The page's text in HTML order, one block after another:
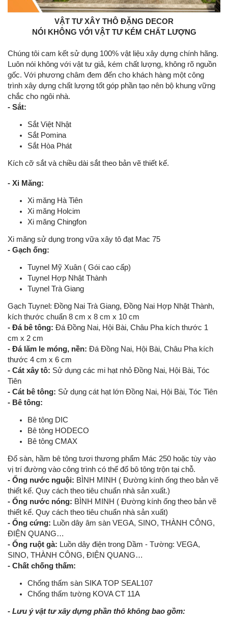
VẬT TƯ XÂY THÔ ĐẶNG DECOR
NÓI KHÔNG VỚI VẬT TƯ KÉM CHẤT LƯỢNG
Chúng tôi cam kết sử dụng 100% vật liệu xây dựng chính hãng.
Luôn nói không với vật tư giả, kém chất lượng, không rõ nguồn
gốc. Với phương châm đem đến cho khách hàng một công
trình xây dựng chất lượng tốt góp phần tạo nên bộ khung vững
chắc cho ngôi nhà.
- Sắt:
Sắt Việt Nhật
Sắt Pomina
Sắt Hòa Phát
Kích cỡ sắt và chiều dài sắt theo bản vẽ thiết kế.
- Xi Măng:
Xi măng Hà Tiên
Xi măng Holcim
Xi măng Chingfon
Xi măng sử dụng trong vữa xây tô đạt Mac 75
- Gạch ống:
Tuynel Mỹ Xuân ( Gói cao cấp)
Tuynel Hợp Nhật Thành
Tuynel Trà Giang
Gạch Tuynel: Đồng Nai Trà Giang, Đồng Nai Hợp Nhật Thành,
kích thước chuẩn 8 cm x 8 cm x 10 cm
- Đá bê tông: Đá Đồng Nai, Hội Bài, Châu Pha kích thước 1
cm x 2 cm
- Đá lăm le móng, nền: Đá Đồng Nai, Hội Bài, Châu Pha kích
thước 4 cm x 6 cm
- Cát xây tô: Sử dụng các mi hạt nhỏ Đồng Nai, Hội Bài, Tóc
Tiên
- Cát bê tông: Sử dụng cát hạt lớn Đồng Nai, Hội Bài, Tóc Tiên
- Bê tông:
Bê tông DIC
Bê tông HODECO
Bê tông CMAX
Đổ sàn, hầm bê tông tươi thương phẩm Mác 250 hoặc tùy vào
vị trí đường vào công trình có thể đổ bô tông trộn tại chỗ.
- Ống nước nguội: BÌNH MINH ( Đường kính ống theo bản vẽ
thiết kế. Quy cách theo tiêu chuẩn nhà sản xuất.)
- Ống nước nóng: BÌNH MINH ( Đường kính ống theo bản vẽ
thiết kế. Quy cách theo tiêu chuẩn nhà sản xuất)
- Ống cứng: Luồn dây âm sàn VEGA, SINO, THÀNH CÔNG,
ĐIỆN QUANG…
- Ống ruột gà: Luồn dây điện trong Dầm - Tường: VEGA,
SINO, THÀNH CÔNG, ĐIỆN QUANG…
- Chất chống thấm:
Chống thấm sàn SIKA TOP SEAL107
Chống thấm tường KOVA CT 11A
- Lưu ý vật tư xây dựng phần thô không bao gồm: